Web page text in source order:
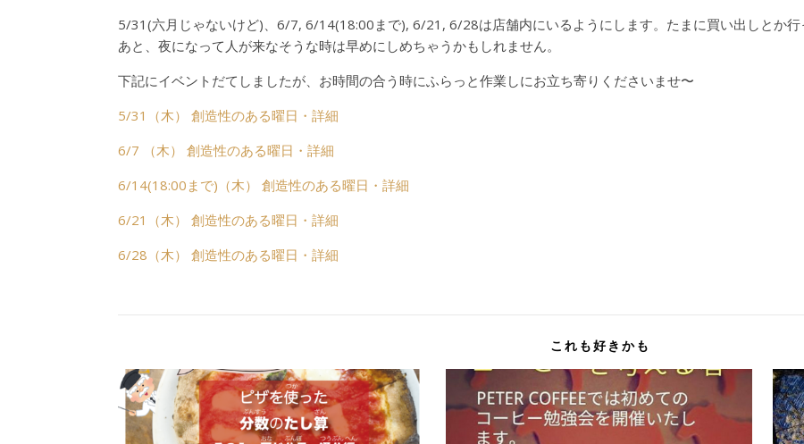
5/31(六月じゃないけど)、6/7, 6/14(18:00まで), 6/21, 6/28は店舗内にいるようにします。たまに買い出しとか行
あと、夜になって人が来なそうな時は早めにしめちゃうかもしれません。
下記にイベントだてしましたが、お時間の合う時にふらっと作業しにお立ち寄りくださいませ〜
5/31（木） 創造性のある曜日・詳細
6/7 （木） 創造性のある曜日・詳細
6/14(18:00まで)（木） 創造性のある曜日・詳細
6/21（木） 創造性のある曜日・詳細
6/28（木） 創造性のある曜日・詳細
これも好きかも